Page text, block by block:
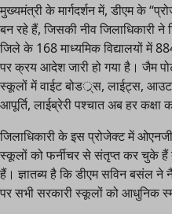
मुख्यमंत्री के मार्गदर्शन में, डीएम के
बन रहे हैं, जिसकी नीव जिलाधिकारी
जिले के 168 माध्यमिक विद्यालयों में
पर क्रय आदेश जारी हो गया है। जैम
स्कूलों में वाईट बोडर््स, लाईट्स,
आपूर्ति, लाईब्रेरी पश्चात अब हर कक्षा
जिलाधिकारी के इस प्रोजेक्ट में
स्कूलों को फर्नीचर से संतृप्त कर चुके हैं
हैं। ज्ञातब्य है कि डीएम सविन बसंल ने
पर सभी सरकारी स्कूलों को आधुनिक